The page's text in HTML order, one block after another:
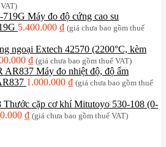
Máy đo độ cứng cao su
5.400.000 ₫ (giá chưa bao gồm thuế
ngoại Extech 42570 (2200°C, kèm
₫ (giá chưa bao gồm thuế VAT)
Máy đo nhiệt độ, độ ẩm
1.000.000 ₫ (giá chưa bao gồm thuế
Thước cặp cơ khí Mitutoyo 530-108 (0-
₫ (giá chưa bao gồm thuế VAT)